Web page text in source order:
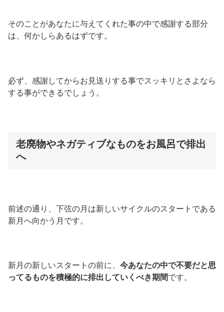
そのことがあなたに与えてくれた事の中で感謝する部分
は、何かしらあるはずです。
必ず、感謝してからお見送りする事でスッキリとさよなら
する事ができるでしょう。
老廃物やネガティブなものをお風呂で排出
へ
前述の通り、下弦の月は新しいサイクルのスタートである
新月へ向かう月です。
新月の新しいスタートの前に、 今あなたの中で不要だと思
ってるものを積極的に排出していくべき期間です。